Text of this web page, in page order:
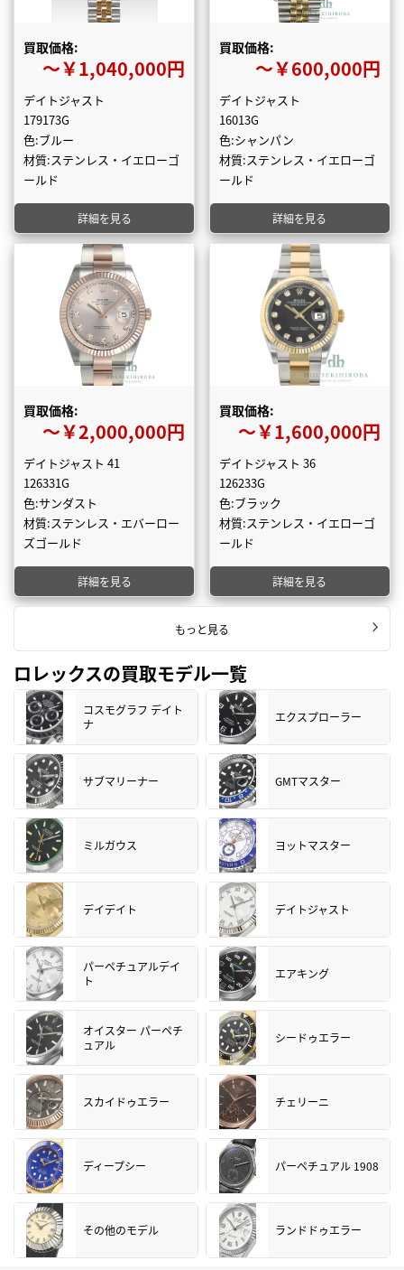
買取価格:
〜￥1,040,000円
デイトジャスト
179173G
色:ブルー
材質:ステンレス・イエローゴ
ールド
詳細を見る
買取価格:
〜￥600,000円
デイトジャスト
16013G
色:シャンパン
材質:ステンレス・イエローゴ
ールド
詳細を見る
買取価格:
〜￥2,000,000円
デイトジャスト 41
126331G
色:サンダスト
材質:ステンレス・エバーロー
ズゴールド
詳細を見る
買取価格:
〜￥1,600,000円
デイトジャスト 36
126233G
色:ブラック
材質:ステンレス・イエローゴ
ールド
詳細を見る
もっと見る
ロレックスの買取モデル一覧
コスモグラフ デイト
ナ
エクスプローラー
サブマリーナー GMTマスター
ミルガウス ヨットマスター
デイデイト デイトジャスト
パーペチュアルデイ
ト
エアキング
オイスター パーペチ
ュアル
シードゥエラー
スカイドゥエラー チェリーニ
ディープシー パーペチュアル 1908
その他のモデル ランドドゥエラー